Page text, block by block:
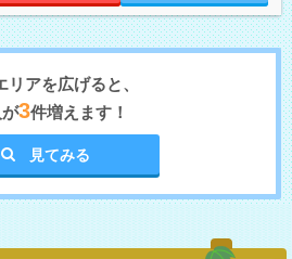
リアを広げると、
3件増えます！
見てみる